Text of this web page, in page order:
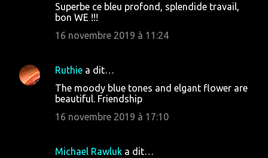
e
n
Superbe ce bleu profond, splendide travail,
bon WE !!!
16 novembre 2019 à 11:24
Ruthie a dit…
The moody blue tones and elgant flower are
beautiful. Friendship
16 novembre 2019 à 17:10
Michael Rawluk a dit…